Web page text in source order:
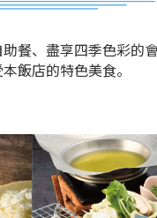
餐、盡享四季色彩的會
飯店的特色美食。